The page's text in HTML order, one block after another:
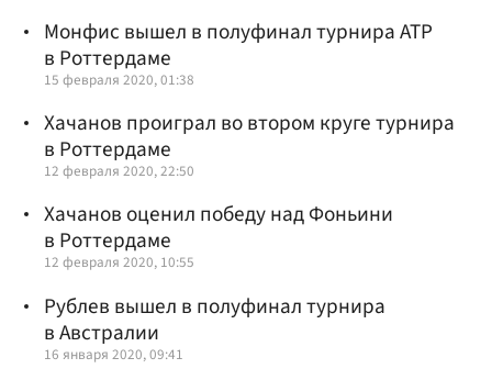
Монфис вышел в полуфинал турнира ATP
в Роттердаме
15 февраля 2020, 01:38
Хачанов проиграл во втором круге турнира
в Роттердаме
12 февраля 2020, 22:50
Хачанов оценил победу над Фоньини
в Роттердаме
12 февраля 2020, 10:55
Рублев вышел в полуфинал турнира
в Австралии
16 января 2020, 09:41